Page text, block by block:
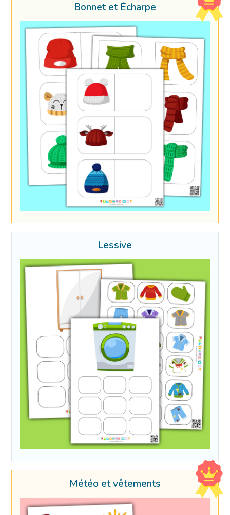
Bonnet et Écharpe
Lessive
Météo et vêtements